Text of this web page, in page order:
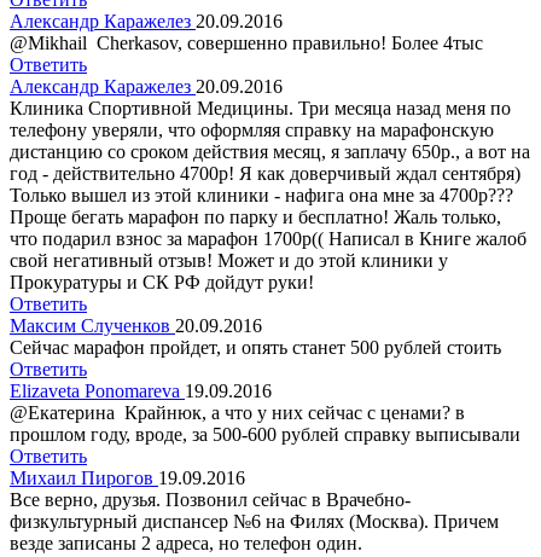
Александр Каражелез 20.09.2016
@Mikhail Cherkasov, совершенно правильно! Более 4тыс
Ответить
Александр Каражелез 20.09.2016
Клиника Спортивной Медицины. Три месяца назад меня по
телефону уверяли, что оформляя справку на марафонскую
дистанцию со сроком действия месяц, я заплачу 650р., а вот на
год - действительно 4700р! Я как доверчивый ждал сентября)
Только вышел из этой клиники - нафига она мне за 4700р???
Проще бегать марафон по парку и бесплатно! Жаль только,
что подарил взнос за марафон 1700р(( Написал в Книге жалоб
свой негативный отзыв! Может и до этой клиники у
Прокуратуры и СК РФ дойдут руки!
Ответить
Максим Слученков 20.09.2016
Сейчас марафон пройдет, и опять станет 500 рублей стоить
Ответить
Elizaveta Ponomareva 19.09.2016
@Екатерина Крайнюк, а что у них сейчас с ценами? в
прошлом году, вроде, за 500-600 рублей справку выписывали
Ответить
Михаил Пирогов 19.09.2016
Все верно, друзья. Позвонил сейчас в Врачебно-
физкультурный диспансер №6 на Филях (Москва). Причем
везде записаны 2 адреса, но телефон один.